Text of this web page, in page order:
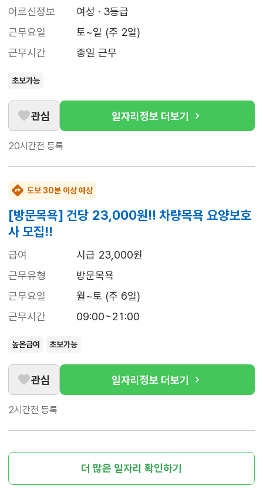
어르신정보
여성 · 3등급
근무요일
토~일 (주 2일)
근무시간
종일 근무
초보가능
관심 일자리정보 더보기
20시간전 등록
도보 30분 이상 예상
[방문목욕] 건당 23,000원!! 차량목욕 요양보호
사 모집!!
급여
시급 23,000원
근무유형
방문목욕
근무요일
월~토 (주 6일)
근무시간
09:00~21:00
높은급여 초보가능
관심 일자리정보 더보기
2시간전 등록
더 많은 일자리 확인하기